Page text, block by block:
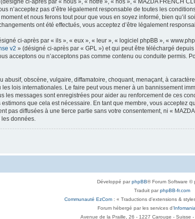
ci-après par « nous », « notre », « nos », « MAZDA FRENCH
n’acceptez pas d’être légalement responsable de toutes les
et nous ferons tout pour que vous en soyez informé, bien qu’il
ont été effectués, vous acceptez d’être légalement
ci-après par « ils », « eux », « leur », « logiciel phpBB », «
v2 » (désigné ci-après par « GPL ») et qui peut être téléchargé depuis
acceptons ou n’acceptons pas comme contenu ou conduite permis.
abusif, obscène, vulgaire, diffamatoire, choquant, menaçant, à
lois internationales. Le faire peut vous mener à un bannissement
les messages sont enregistrées pour aider au renforcement de ces
que cela est nécessaire. En tant que membre, vous acceptez
pas diffusées à une tierce partie sans votre consentement, ni «
les données.
Développé parphpBB® Forum Software ©
Traduit parphpBB-fr.com
Communauté EzCom : « Traductions d'extensions &
Forum hébergé par les services d’
Avenue de la Praille, 26 - 1227 Carouge - Suisse